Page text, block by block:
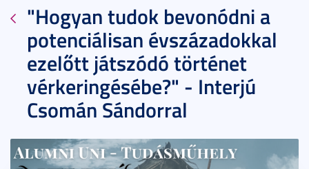
"Hogyan tudok bevonódni a
potenciálisan évszázadokkal
ezelőtt játszódó történet
vérkeringésébe?" - Interjú
Csomán Sándorral